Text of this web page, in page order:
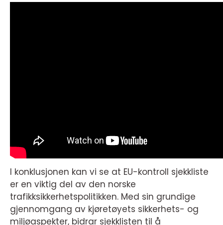
I konklusjonen kan vi se at EU-kontroll sjekkliste
er en viktig del av den norske
trafikksikkerhetspolitikken. Med sin grundige
gjennomgang av kjøretøyets sikkerhets- og
miljøaspekter, bidrar sjekklisten til å